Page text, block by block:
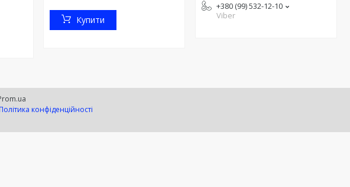
Купити
+380 (99) 532-12-10
Viber
Політика конфіденційності